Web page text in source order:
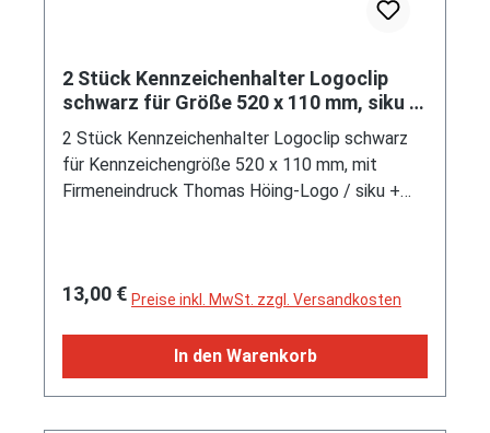
schwarz auf den vorderen Türen, Stoßfänger
Rückleuchten in rot, Chassis schwarz, LKW48
schwarz (Felgen Größe 17 Zoll mit Reifen
und mittiger Radabdeckung), Räder abnehmbar,
Zubehör: 3 reinweiße Koffer, SIKU SUPER 1:50,
ca. 1:50, L17mpK (Limited Edition 50 pcs. von
2 Stück Kennzeichenhalter Logoclip
schwarz für Größe 520 x 110 mm, siku +
Audi Oldtimermuseum
2 Stück Kennzeichenhalter Logoclip schwarz
für Kennzeichengröße 520 x 110 mm, mit
Firmeneindruck Thomas Höing-Logo / siku +
Regulärer Preis:
13,00 € Preise inkl. MwSt. zzgl. Versandkosten
In den Warenkorb